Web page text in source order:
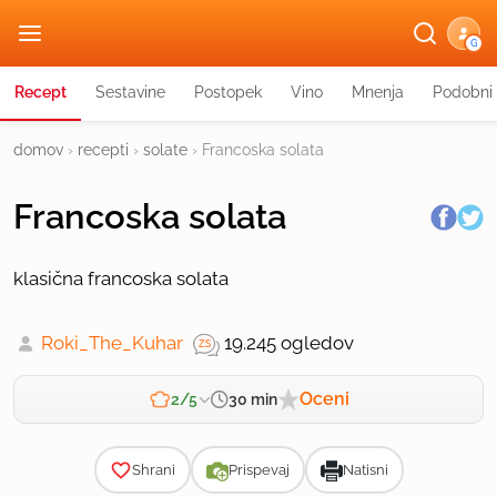
G
Recept Sestavine Postopek Vino Mnenja
domov › recepti › solate › Francoska solata
Francoska solata
klasična francoska solata
Roki_The_Kuhar 19.245 ogledov
2/5 30 min Oceni
Shrani Prispevaj Natisni